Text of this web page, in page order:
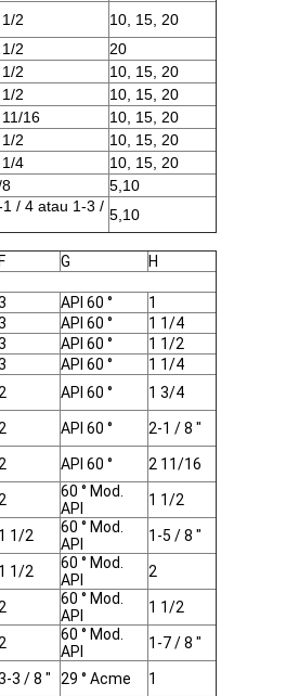
2
10, 15, 20
2
20
2
10, 15, 20
2
10, 15, 20
11/16
10, 15, 20
2
10, 15, 20
1/4
10, 15, 20
5,10
1 / 4 atau 1-3 / 5,10
F G
H
API 60 °
1
API 60 °
1 1/4
API 60 °
1 1/2
API 60 °
1 1/4
2 API 60 °
1 3/4
2 API 60 °
2-1 / 8 "
2 API 60 ° 2 11/16
2
60 ° Mod.
API
1 1/2
1 1/2
60 ° Mod.
API
1-5 / 8 "
1 1/2
60 ° Mod.
API
2
2
60 ° Mod.
API
1 1/2
2
60 ° Mod.
API
1-7 / 8 "
3 / 8 " 29 ° Acme
1